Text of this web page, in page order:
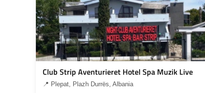
Club Strip Aventurieret Hotel Spa Muzik Live
📍 Plepat, Plazh Durrës, Albania